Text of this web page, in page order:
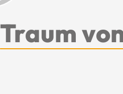
Traum